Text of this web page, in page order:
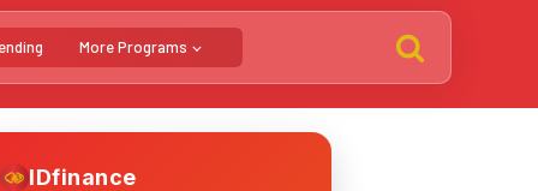
More Programs
IDfinance